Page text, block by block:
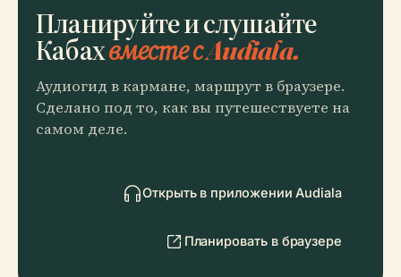
Планируйте и слушайте
Кабахвместе с Audiala.
Аудиогид в кармане, маршрут в браузере.
Сделано под то, как вы путешествуете на
самом деле.
Открыть в приложении Audiala
Планировать в браузере